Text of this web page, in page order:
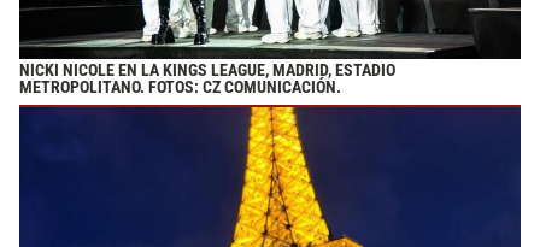
NICKI NICOLE EN LA KINGS LEAGUE, MADRID, ESTADIO
METROPOLITANO. FOTOS: CZ COMUNICACIÓN.